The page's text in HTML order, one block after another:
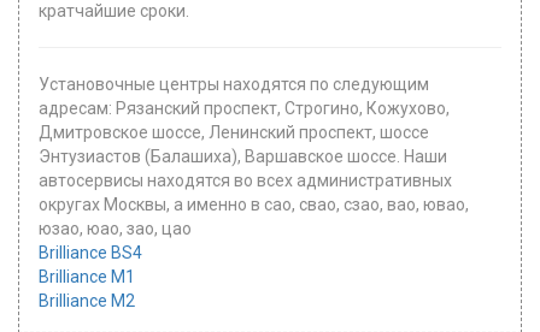
кратчайшие сроки.
Установочные центры находятся по следующим
адресам: Рязанский проспект, Строгино, Кожухово,
Дмитровское шоссе, Ленинский проспект, шоссе
Энтузиастов (Балашиха), Варшавское шоссе. Наши
автосервисы находятся во всех административных
округах Москвы, а именно в сао, свао, сзао, вао, ювао,
юзао, юао, зао, цао
Brilliance BS4
Brilliance M1
Brilliance M2